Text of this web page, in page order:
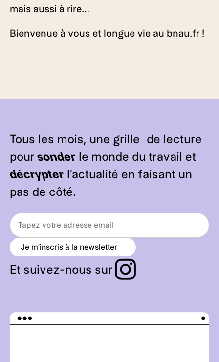
mais aussi à rire…
Bienvenue à vous et longue vie au bnau.fr !
Tous les mois, une grille de lecture
pour sonder le monde du travail et
décrypter l’actualité en faisant un
pas de côté.
Je m’inscris à la newsletter
r
r
o
w
h
Et suivez-nous sur